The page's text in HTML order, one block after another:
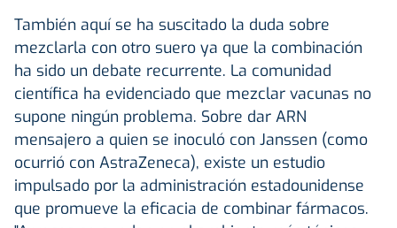
También aquí se ha suscitado la duda sobre
mezclarla con otro suero ya que la combinación
ha sido un debate recurrente. La comunidad
científica ha evidenciado que mezclar vacunas no
supone ningún problema. Sobre dar ARN
mensajero a quien se inoculó con Janssen (como
ocurrió con AstraZeneca), existe un estudio
impulsado por la administración estadounidense
que promueve la eficacia de combinar fármacos.